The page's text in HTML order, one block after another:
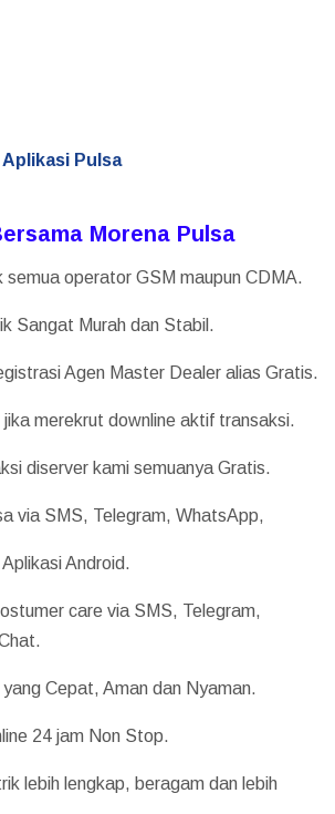
Aplikasi Pulsa
Morena Pulsa
semua operator GSM maupun CDMA.
Sangat Murah dan Stabil.
Agen Master Dealer alias Gratis.
merekrut downline aktif transaksi.
diserver kami semuanya Gratis.
via SMS, Telegram, WhatsApp,
Android.
care via SMS, Telegram,
Cepat, Aman dan Nyaman.
24 jam Non Stop.
lebih lengkap, beragam dan lebih